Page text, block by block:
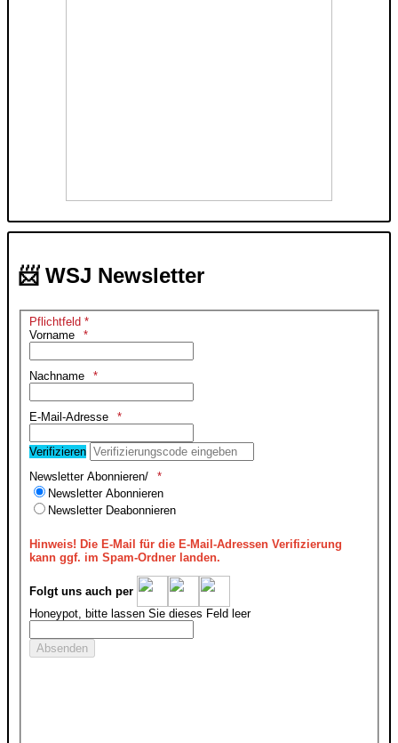
📨 WSJ Newsletter
Pflichtfeld *
Vorname
Nachname
E-Mail-Adresse
Verifizieren
Newsletter Abonnieren/
Newsletter Abonnieren
Newsletter Deabonnieren
Hinweis! Die E-Mail für die E-Mail-Adressen Verifizierung
kann ggf. im Spam-Ordner landen.
Folgt uns auch per
Honeypot, bitte lassen Sie dieses Feld leer